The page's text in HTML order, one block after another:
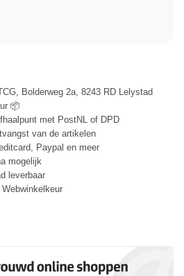
Bolderweg 2a, 8243 RD Lelystad
📦
met PostNL of DPD
van de artikelen
Paypal en meer
mogelijk
leverbaar